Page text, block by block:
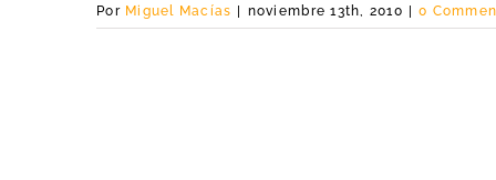
Por Miguel Macías noviembre 13th, 2010 0